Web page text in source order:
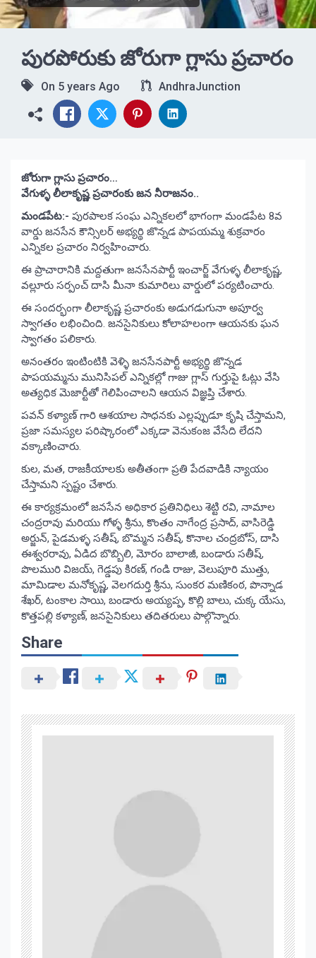
పురపోరుకు జోరుగా గ్లాసు ప్రచారం
On 5 years Ago AndhraJunction
జోరుగా గ్లాసు ప్రచారం…
వేగుళ్ళ లీలాకృష్ణ ప్రచారంకు జన నీరాజనం..
మండపేట:- పురపాలక సంఘ ఎన్నికలలో భాగంగా మండపేట 8వ
వార్డు జనసేన కౌన్సిలర్ అభ్యర్థి జొన్నడ పాపయమ్మ శుక్రవారం
ఎన్నికల ప్రచారం నిర్వహించారు.
ఈ ప్రాచారానికి మద్దతుగా జనసేనపార్టీ ఇంచార్జ్ వేగుళ్ళ లీలాకృష్ణ,
వల్లూరు సర్పంచ్ దాసి మీనా కుమారిలు వార్డులో పర్యటించారు.
ఈ సందర్భంగా లీలాకృష్ణ ప్రచారంకు అడుగడుగునా అపూర్వ
స్వాగతం లభించింది. జనసైనికులు కోలాహలంగా ఆయనకు ఘన
స్వాగతం పలికారు.
అనంతరం ఇంటింటికి వెళ్ళి జనసేనపార్టీ అభ్యర్థి జొన్నడ
పాపయమ్మను మునిసిపల్ ఎన్నికల్లో గాజు గ్లాస్ గుర్తుపై ఓట్లు వేసి
అత్యధిక మెజార్టీతో గెలిపించాలని ఆయన విజ్ఞప్తి చేశారు.
పవన్ కళ్యాణ్ గారి ఆశయాల సాధనకు ఎల్లప్పుడూ కృషి చేస్తామని,
ప్రజా సమస్యల పరిష్కారంలో ఎక్కడా వెనుకంజ వేసేది లేదని
వక్కాణించారు.
కుల, మత, రాజకీయాలకు అతీతంగా ప్రతి పేదవాడికి న్యాయం
చేస్తామని స్పష్టం చేశారు.
ఈ కార్యక్రమంలో జనసేన అధికార ప్రతినిధిలు శెట్టి రవి, నామాల
చంద్రరావు మరియు గోళ్ళ శ్రీను, కొంతం నాగేంద్ర ప్రసాద్, వాసిరెడ్డి
అర్జున్, పైడమళ్ళ సతీష్, బొమ్మన సతీష్, కొనాల చంద్రబోస్, దాసి
ఈశ్వరరావు, ఏడిద బొబ్బిలి, మోరం బాలాజీ, బండారు సతీష్,
పొలమురి విజయ్, గెడ్డపు కిరణ్, గండి రాజు, వెలుపూరి ముత్తు,
మామిడాల మనోకృష్ణ, వెలగదుర్తి శ్రీను, సుంకర మణికంఠ, పొన్నాడ
శేఖర్, టంకాల సాయి, బండారు అయ్యప్ప, కొల్లి బాలు, చుక్క యేసు,
కొత్తపల్లి కళ్యాణ్, జనసైనికులు తదితరులు పాల్గొన్నారు.
Share